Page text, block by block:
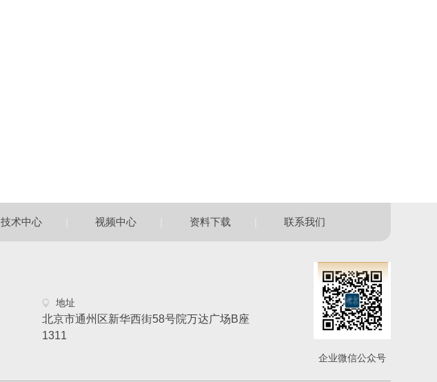
技术中心 视频中心 资料下载 联系我们
地址
北京市通州区新华西街58号院万达广场B座
1311
企业微信公众号